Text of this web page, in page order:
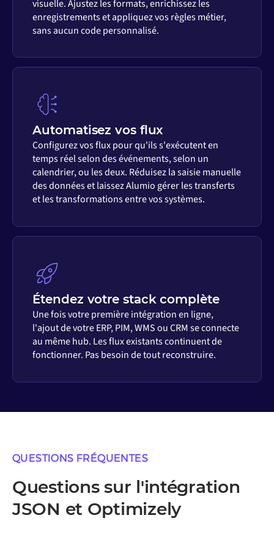
visuelle. Ajustez les formats, enrichissez les
enregistrements et appliquez vos règles métier,
sans aucun code personnalisé.
Automatisez vos flux
Configurez vos flux pour qu'ils s'exécutent en
temps réel selon des événements, selon un
calendrier, ou les deux. Réduisez la saisie manuelle
des données et laissez Alumio gérer les transferts
et les transformations entre vos systèmes.
Étendez votre stack complète
Une fois votre première intégration en ligne,
l'ajout de votre ERP, PIM, WMS ou CRM se connecte
au même hub. Les flux existants continuent de
fonctionner. Pas besoin de tout reconstruire.
QUESTIONS FRÉQUENTES
Questions sur l'intégration
JSON et Optimizely